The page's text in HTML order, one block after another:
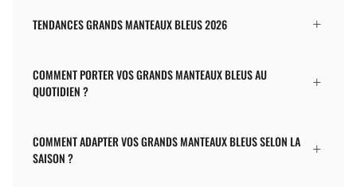
TENDANCES GRANDS MANTEAUX BLEUS 2026
COMMENT PORTER VOS GRANDS MANTEAUX BLEUS AU
QUOTIDIEN ?
COMMENT ADAPTER VOS GRANDS MANTEAUX BLEUS SELON LA
SAISON ?